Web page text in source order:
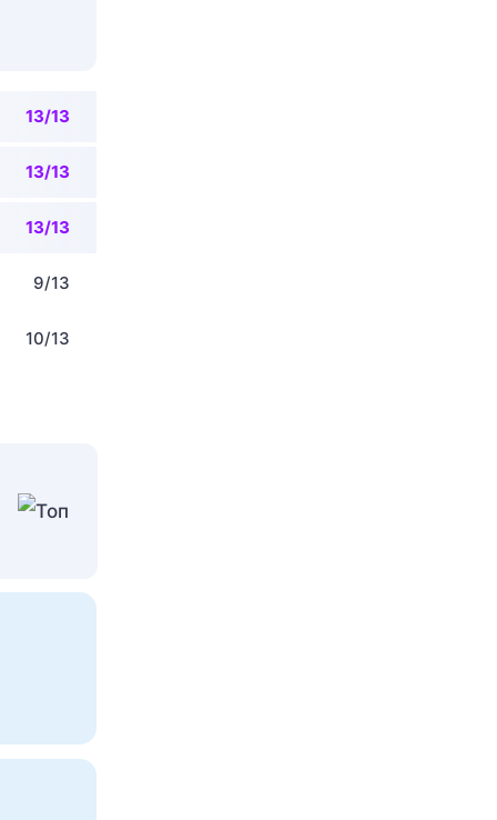
13/13
13/13
13/13
9/13
10/13